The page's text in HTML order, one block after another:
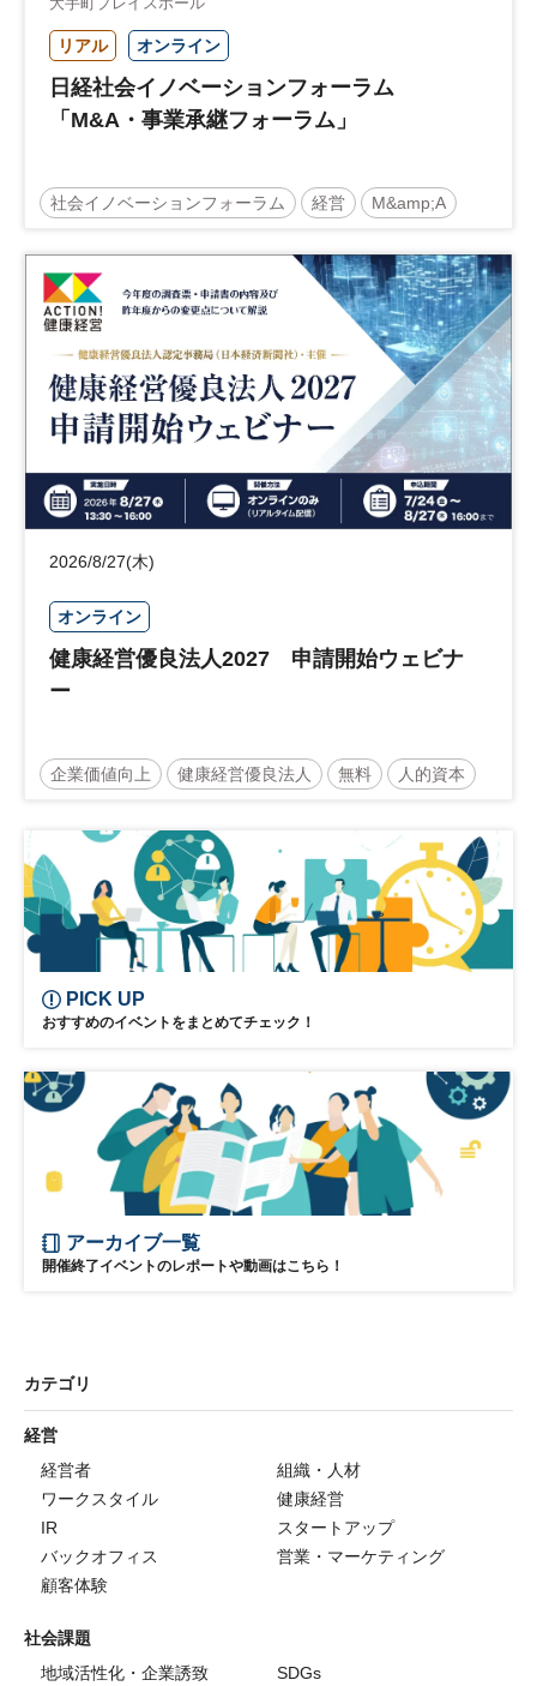
リアル オンライン
日経社会イノベーションフォーラム
「M&A・事業承継フォーラム」
社会イノベーションフォーラム 経営 M&amp;A
事業承継 中堅中小企業
日経社会イノベーションフォーラム 参加無料
2026/8/27(木)
オンライン
健康経営優良法人2027 申請開始ウェビナ
ー
企業価値向上 健康経営優良法人 無料 人的資本
PICK UP
おすすめのイベントをまとめてチェック！
アーカイブ一覧
開催終了イベントのレポートや動画はこちら！
カテゴリ
経営
経営者
組織・人材
ワークスタイル
健康経営
IR
スタートアップ
バックオフィス
営業・マーケティング
顧客体験
社会課題
地域活性化・企業誘致
SDGs